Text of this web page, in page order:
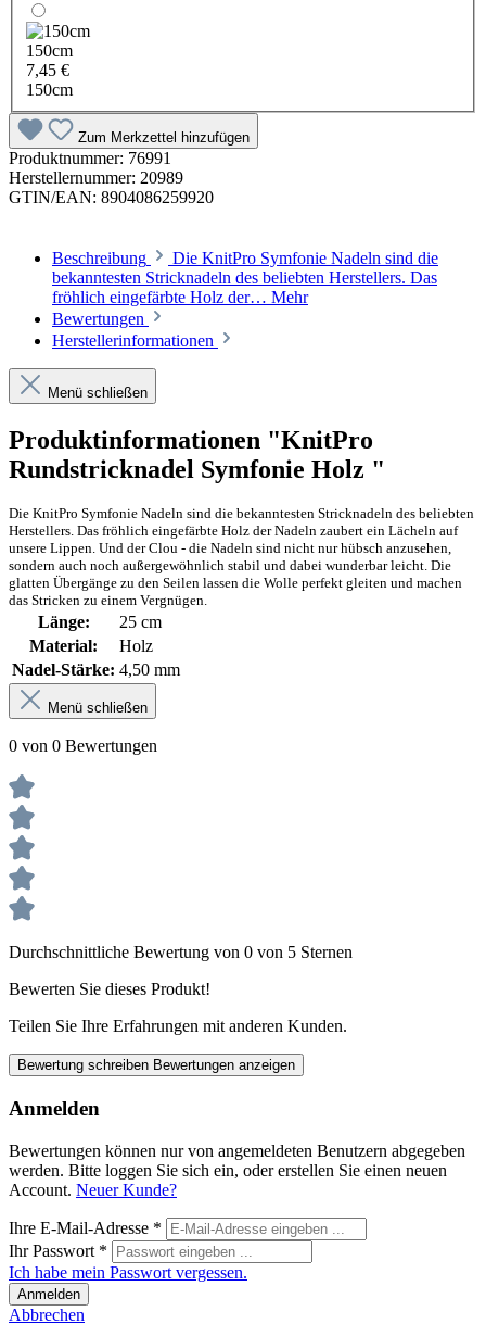
150cm
7,45 €
150cm
Zum Merkzettel hinzufügen
Produktnummer: 76991
Herstellernummer: 20989
GTIN/EAN: 8904086259920
Beschreibung
Die KnitPro Symfonie Nadeln sind die
bekanntesten Stricknadeln des beliebten Herstellers. Das
fröhlich eingefärbte Holz der… Mehr
Bewertungen
Herstellerinformationen
Menü schließen
Produktinformationen "KnitPro
Rundstricknadel Symfonie Holz "
Die KnitPro Symfonie Nadeln sind die bekanntesten Stricknadeln des beliebten
Herstellers. Das fröhlich eingefärbte Holz der Nadeln zaubert ein Lächeln auf
unsere Lippen. Und der Clou - die Nadeln sind nicht nur hübsch anzusehen,
sondern auch noch außergewöhnlich stabil und dabei wunderbar leicht. Die
glatten Übergänge zu den Seilen lassen die Wolle perfekt gleiten und machen
das Stricken zu einem Vergnügen.
Länge:
25 cm
Material:
Holz
Nadel-Stärke: 4,50 mm
Menü schließen
0 von 0 Bewertungen
Durchschnittliche Bewertung von 0 von 5 Sternen
Bewerten Sie dieses Produkt!
Teilen Sie Ihre Erfahrungen mit anderen Kunden.
Bewertung schreiben Bewertungen anzeigen
Anmelden
Bewertungen können nur von angemeldeten Benutzern abgegeben
werden. Bitte loggen Sie sich ein, oder erstellen Sie einen neuen
Account. Neuer Kunde?
Ihre E-Mail-Adresse *
Ihr Passwort *
Ich habe mein Passwort vergessen.
Anmelden
Abbrechen